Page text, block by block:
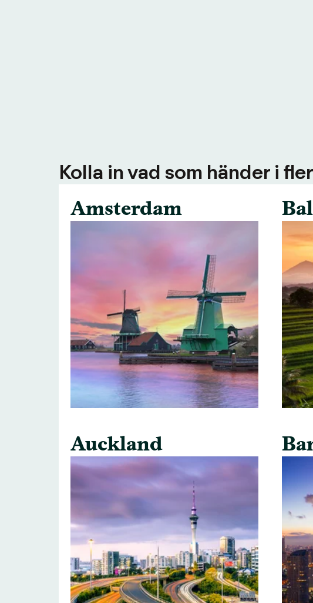
Kolla in vad som händer i
Amsterdam
Auckland